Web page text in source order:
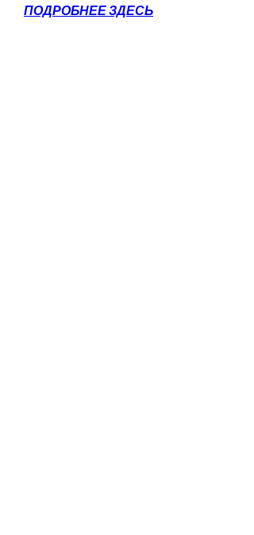
ПОДРОБНЕЕ ЗДЕСЬ